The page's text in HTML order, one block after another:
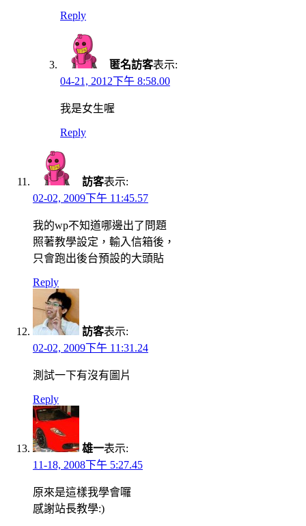
Reply
匿名訪客表示:
04-21, 2012下午 8:58.00
我是女生喔
Reply
訪客表示:
02-02, 2009下午 11:45.57
我的wp不知道哪邊出了問題
照著教學設定，輸入信箱後，
只會跑出後台預設的大頭貼
Reply
訪客表示:
02-02, 2009下午 11:31.24
測試一下有沒有圖片
Reply
雄一表示:
11-18, 2008下午 5:27.45
原來是這樣我學會囉
感謝站長教學:)